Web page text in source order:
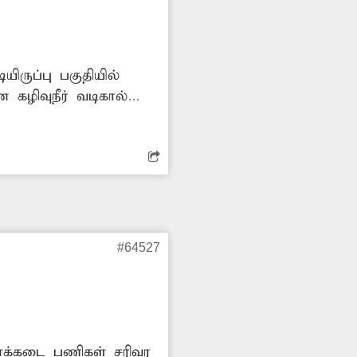
பகுதியில்
கழிவுநீர் வடிகால்
சீர்கேடு
நடவடிக்கை
#64527
பணிகள் சரிவர